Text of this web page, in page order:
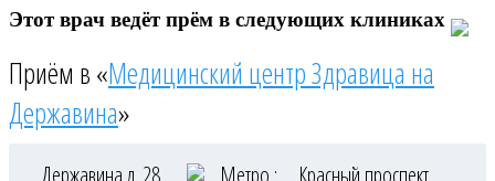
Этот врач ведёт прём в следующих клиниках
Приём в «Медицинский центр Здравица на
Державина»
Державина д. 28 Метро : Красный проспект